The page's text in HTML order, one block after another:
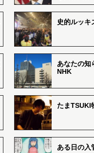
史的ルッキ
あなたの知
NHK
たまTSUKI
ある日の入